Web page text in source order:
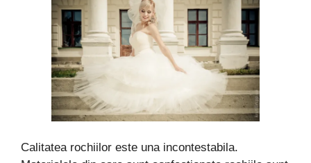
Calitatea rochiilor este una incontestabila.